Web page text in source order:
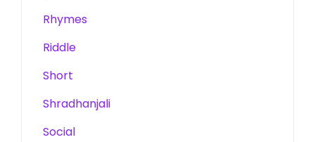
Rhymes
Riddle
Short
Shradhanjali
Social